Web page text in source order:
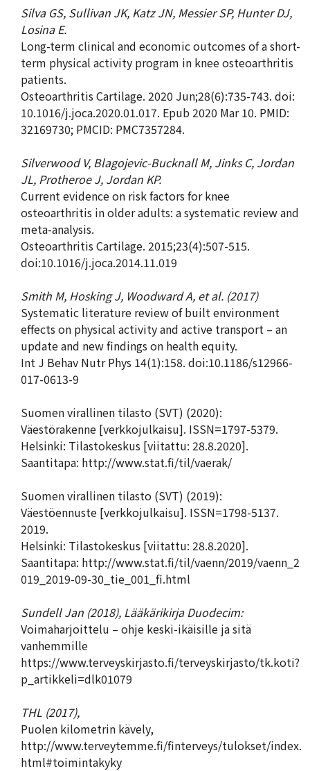
Silva GS, Sullivan JK, Katz JN, Messier SP, Hunter DJ,
Losina E.
Long-term clinical and economic outcomes of a short-
term physical activity program in knee osteoarthritis
patients.
Osteoarthritis Cartilage. 2020 Jun;28(6):735-743. doi:
10.1016/j.joca.2020.01.017. Epub 2020 Mar 10. PMID:
32169730; PMCID: PMC7357284.
Silverwood V, Blagojevic-Bucknall M, Jinks C, Jordan
JL, Protheroe J, Jordan KP.
Current evidence on risk factors for knee
osteoarthritis in older adults: a systematic review and
meta-analysis.
Osteoarthritis Cartilage. 2015;23(4):507-515.
doi:10.1016/j.joca.2014.11.019
Smith M, Hosking J, Woodward A, et al. (2017)
Systematic literature review of built environment
effects on physical activity and active transport – an
update and new findings on health equity.
Int J Behav Nutr Phys 14(1):158. doi:10.1186/s12966-
017-0613-9
Suomen virallinen tilasto (SVT) (2020):
Väestörakenne [verkkojulkaisu]. ISSN=1797-5379.
Helsinki: Tilastokeskus [viitattu: 28.8.2020].
Saantitapa: http://www.stat.fi/til/vaerak/
Suomen virallinen tilasto (SVT) (2019):
Väestöennuste [verkkojulkaisu]. ISSN=1798-5137.
2019.
Helsinki: Tilastokeskus [viitattu: 28.8.2020].
Saantitapa: http://www.stat.fi/til/vaenn/2019/vaenn_2
019_2019-09-30_tie_001_fi.html
Sundell Jan (2018), Lääkärikirja Duodecim:
Voimaharjoittelu – ohje keski-ikäisille ja sitä
vanhemmille
https://www.terveyskirjasto.fi/terveyskirjasto/tk.koti?
p_artikkeli=dlk01079
THL (2017),
Puolen kilometrin kävely,
http://www.terveytemme.fi/finterveys/tulokset/index.
html#toimintakyky